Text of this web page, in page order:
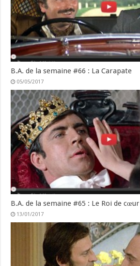
B.A. de la semaine #66 : La Carapate
05/05/2017
B.A. de la semaine #65 : Le Roi de cœur
13/01/2017